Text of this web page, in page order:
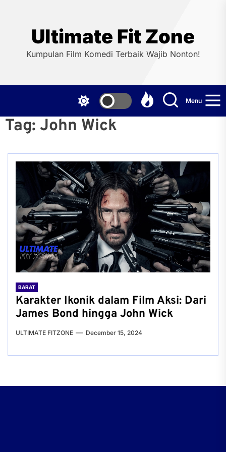
Ultimate Fit Zone
Kumpulan Film Komedi Terbaik Wajib Nonton!
Menu
Tag: John Wick
BARAT
Karakter Ikonik dalam Film Aksi: Dari
James Bond hingga John Wick
ULTIMATE FITZONE December 15, 2024